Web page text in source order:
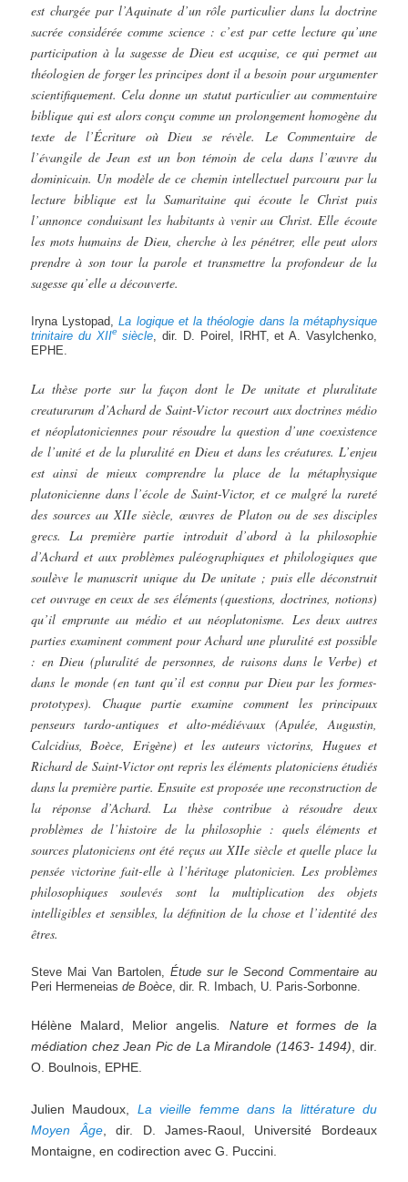
est chargée par l’Aquinate d’un rôle particulier dans la doctrine
sacrée considérée comme science : c’est par cette lecture qu’une
participation à la sagesse de Dieu est acquise, ce qui permet au
théologien de forger les principes dont il a besoin pour argumenter
scientifiquement. Cela donne un statut particulier au commentaire
biblique qui est alors conçu comme un prolongement homogène du
texte de l’Écriture où Dieu se révèle. Le Commentaire de
l’évangile de Jean est un bon témoin de cela dans l’œuvre du
dominicain. Un modèle de ce chemin intellectuel parcouru par la
lecture biblique est la Samaritaine qui écoute le Christ puis
l’annonce conduisant les habitants à venir au Christ. Elle écoute
les mots humains de Dieu, cherche à les pénétrer, elle peut alors
prendre à son tour la parole et transmettre la profondeur de la
sagesse qu’elle a découverte.
Iryna Lystopad,La logique et la théologie dans la métaphysique
trinitaire du XIIesiècle , dir. D. Poirel, IRHT, et A. Vasylchenko,
EPHE.
La thèse porte sur la façon dont le De unitate et pluralitate
creaturarum d’Achard de Saint-Victor recourt aux doctrines médio
et néoplatoniciennes pour résoudre la question d’une coexistence
de l’unité et de la pluralité en Dieu et dans les créatures. L’enjeu
est ainsi de mieux comprendre la place de la métaphysique
platonicienne dans l’école de Saint-Victor, et ce malgré la rareté
des sources au XIIe siècle, œuvres de Platon ou de ses disciples
grecs. La première partie introduit d’abord à la philosophie
d’Achard et aux problèmes paléographiques et philologiques que
soulève le manuscrit unique du De unitate ; puis elle déconstruit
cet ouvrage en ceux de ses éléments (questions, doctrines, notions)
qu’il emprunte au médio et au néoplatonisme. Les deux autres
parties examinent comment pour Achard une pluralité est possible
: en Dieu (pluralité de personnes, de raisons dans le Verbe) et
dans le monde (en tant qu’il est connu par Dieu par les formes-
prototypes). Chaque partie examine comment les principaux
penseurs tardo-antiques et alto-médiévaux (Apulée, Augustin,
Calcidius, Boèce, Erigène) et les auteurs victorins, Hugues et
Richard de Saint-Victor ont repris les éléments platoniciens étudiés
dans la première partie. Ensuite est proposée une reconstruction de
la réponse d’Achard. La thèse contribue à résoudre deux
problèmes de l’histoire de la philosophie : quels éléments et
sources platoniciens ont été reçus au XIIe siècle et quelle place la
pensée victorine fait-elle à l’héritage platonicien. Les problèmes
philosophiques soulevés sont la multiplication des objets
intelligibles et sensibles, la définition de la chose et l’identité des
êtres.
Steve Mai Van Bartolen,Étude sur le Second Commentaire au
Peri Hermeneiasde Boèce, dir. R. Imbach, U. Paris-Sorbonne.
Hélène Malard, Melior angelis . Nature et formes de la
médiation chezJean Pic de La Mirandole (1463- 1494) , dir.
O. Boulnois, EPHE.
Julien Maudoux, La vieille femme dans la littérature du
Moyen Âge, dir. D. James-Raoul, Université Bordeaux
Montaigne, en codirection avec G. Puccini.